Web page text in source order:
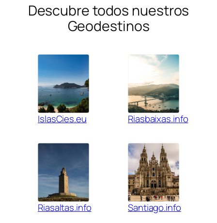
Descubre todos nuestros
Geodestinos
IslasCies.eu Riasbaixas.info
Riasaltas.info Santiago.info